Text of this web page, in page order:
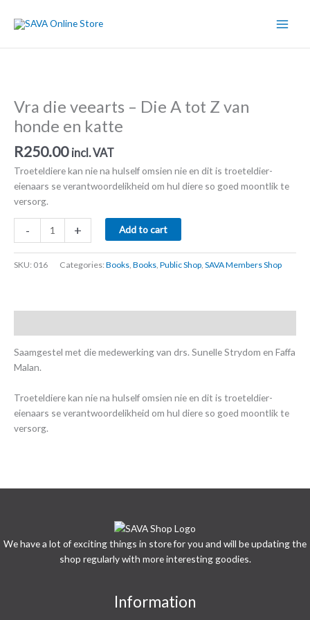
Vra die veearts – Die A tot Z van
honde en katte
R250.00 incl. VAT
Troeteldiere kan nie na hulself omsien nie en dit is troeteldier-
eienaars se verantwoordelikheid om hul diere so goed moontlik te
versorg.
-
die
veearts
–
van
honde
katte
quantity
+ Add to cart
SKU: 016 Categories:Books, Books, Public Shop, SAVA Members Shop
Saamgestel met die medewerking van drs. Sunelle Strydom en Faffa
Malan.
Troeteldiere kan nie na hulself omsien nie en dit is troeteldier-
eienaars se verantwoordelikheid om hul diere so goed moontlik te
versorg.
We have a lot of exciting things in store for you and will be updating the
shop regularly with more interesting goodies.
Information